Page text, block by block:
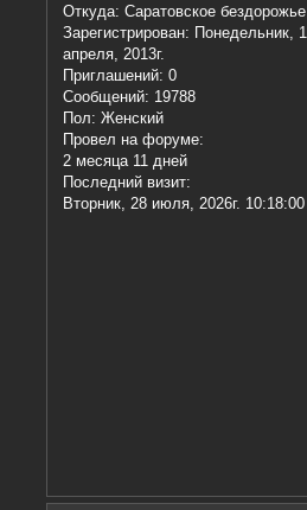
Откуда: Саратовское бездорожье
Зарегистрирован: Понедельник, 1
апреля, 2013г.
Приглашений: 0
Сообщений: 19788
Пол: Женский
Провел на форуме:
2 месяца 11 дней
Последний визит:
Вторник, 28 июля, 2026г. 10:18:00